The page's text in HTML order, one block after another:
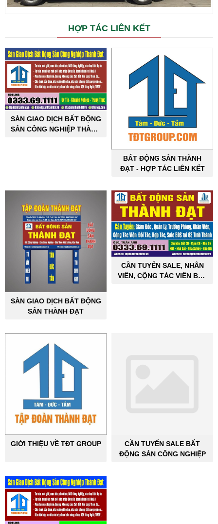
HỢP TÁC LIÊN KẾT
SÀN GIAO DỊCH BẤT ĐỘNG
SẢN CÔNG NGHIỆP THÀNH
BẤT ĐỘNG SẢN THÀNH
ĐẠT - HỢP TÁC LIÊN KẾT
SÀN GIAO DỊCH BẤT ĐỘNG
SẢN THÀNH ĐẠT
CẦN TUYỂN SALE, NHÂN
VIÊN, CỘNG TÁC VIÊN BẤT
GIỚI THIỆU VỀ TĐT GROUP
CẦN TUYỂN SALE BẤT
ĐỘNG SẢN CÔNG NGHIỆP